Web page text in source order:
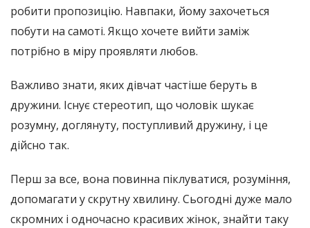
робити пропозицію. Навпаки, йому захочеться
побути на самоті. Якщо хочете вийти заміж
потрібно в міру проявляти любов.
Важливо знати, яких дівчат частіше беруть в
дружини. Існує стереотип, що чоловік шукає
розумну, доглянуту, поступливий дружину, і це
дійсно так.
Перш за все, вона повинна піклуватися, розуміння,
допомагати у скрутну хвилину. Сьогодні дуже мало
скромних і одночасно красивих жінок, знайти таку